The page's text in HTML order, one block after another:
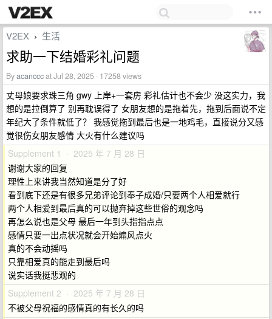
V2EX › 生活
求助一下结婚彩礼问题
Byacancccat Jul 28, 2025 · 17258 views
丈母娘要求珠三角 gwy 上岸+一套房 彩礼估计也不会少 没这实力，我
想的是拉倒算了 别再耽误得了 女朋友想的是拖着先，拖到后面说不定
年纪大了条件就低了？ 我感觉拖到最后也是一地鸡毛，直接说分又感
觉很伤女朋友感情 大火有什么建议吗
Supplement 1 · 2025 年 7 月 28 日
谢谢大家的回复
理性上来讲我当然知道是分了好
看到底下还是有很多兄弟评论到奉子成婚/只要两个人相爱就行
两个人相爱到最后真的可以抛弃掉这些世俗的观念吗
再怎么说也是父母 最后一年到头指指点点
感情只要一出点状况就会开始煽风点火
真的不会动摇吗
只靠相爱真的能走到最后吗
说实话我挺悲观的
Supplement 2 · 2025 年 7 月 28 日
不被父母祝福的感情真的有长久的吗